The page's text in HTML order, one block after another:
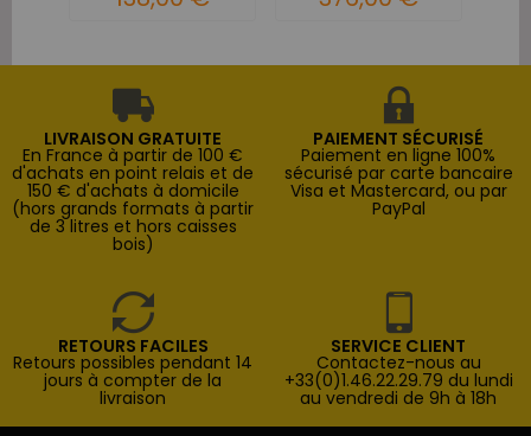
LIVRAISON GRATUITE
En France à partir de 100 €
d'achats en point relais et de
150 € d'achats à domicile
(hors grands formats à partir
de 3 litres et hors caisses
bois)
PAIEMENT SÉCURISÉ
Paiement en ligne 100%
sécurisé par carte bancaire
Visa et Mastercard, ou par
PayPal
RETOURS FACILES
Retours possibles pendant 14
jours à compter de la
livraison
SERVICE CLIENT
Contactez-nous au
+33(0)1.46.22.29.79 du lundi
au vendredi de 9h à 18h